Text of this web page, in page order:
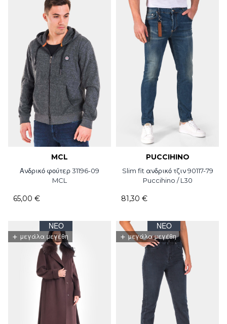
MCL
Ανδρικό φούτερ 31196-09
MCL
65,00 €
PUCCIHINO
Slim fit ανδρικό τζιν 90117-79
Puccihino / L30
81,30 €
ΝΈΟ
+ μεγάλα μεγέθη
ΝΈΟ
+ μεγάλα μεγέθη